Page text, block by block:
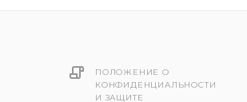
ПОЛОЖЕНИЕ О
КОНФИДЕНЦИАЛЬНОСТИ
И ЗАЩИТЕ